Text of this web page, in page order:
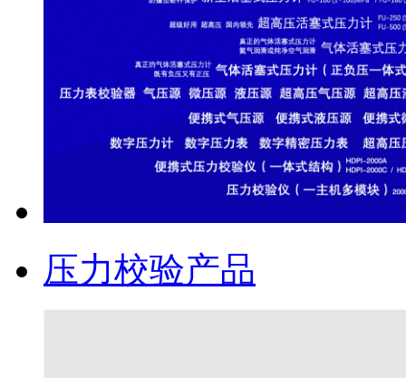
压力校验产品